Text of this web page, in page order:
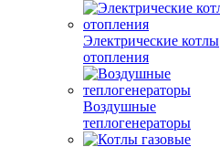
Электрические котлы
отопления
Воздушные
теплогенераторы